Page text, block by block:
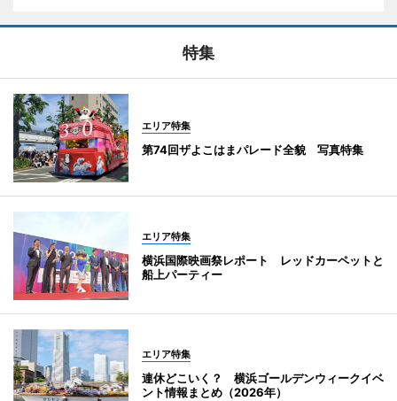
特集
エリア特集
第74回ザよこはまパレード全貌 写真特集
エリア特集
横浜国際映画祭レポート レッドカーペットと
船上パーティー
エリア特集
連休どこいく？ 横浜ゴールデンウィークイベ
ント情報まとめ（2026年）